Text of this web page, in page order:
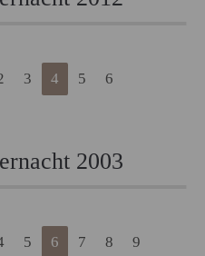
3 4 5
6
2003
5 6 7 8
9